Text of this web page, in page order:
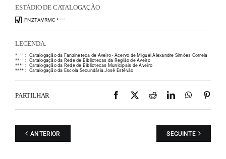
ESTÁDIO DE CATALOGAÇÃO
FNZTAVRMC ****
LEGENDA:
** * * :
Catalogação da Fanzineteca de Aveiro - Acervo de Miguel Alexandre Simões Correia
** * * :
Catalogação da Rede de Bibliotecas da Região de Aveiro
**** :
Catalogação da Rede de Bibliotecas Municipais de Aveiro
**** : Catalogação da Escola Secundária José Estêvão
PARTILHAR Facebook
X RedditLinkedIn
ANTERIOR SEGUINTE